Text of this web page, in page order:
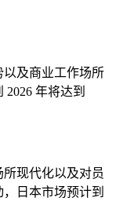
及商业工作场所
年将达到
现代化以及对员
日本市场预计到